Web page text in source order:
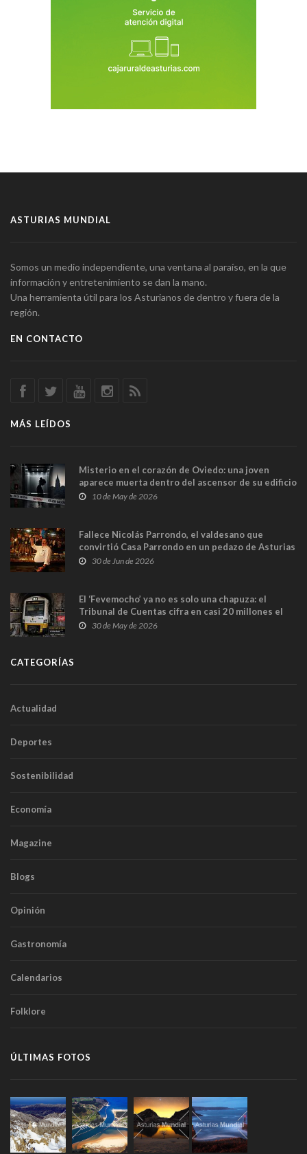
ASTURIAS MUNDIAL
Somos un medio independiente, una ventana al paraíso, en la que
información y entretenimiento se dan la mano.
Una herramienta útil para los Asturianos de dentro y fuera de la
región.
EN CONTACTO
MÁS LEÍDOS
Misterio en el corazón de Oviedo: una joven
aparece muerta dentro del ascensor de su edificio
y las cámaras captan sus últimos minutos
10 de May de 2026
Fallece Nicolás Parrondo, el valdesano que
convirtió Casa Parrondo en un pedazo de Asturias
en Madrid
30 de Jun de 2026
El ‘Fevemocho’ ya no es solo una chapuza: el
Tribunal de Cuentas cifra en casi 20 millones el
sobrecoste de los trenes que no cabían por los
30 de May de 2026
CATEGORÍAS
Actualidad
Deportes
Sostenibilidad
Economía
Magazine
Blogs
Opinión
Gastronomía
Calendarios
Folklore
ÚLTIMAS FOTOS